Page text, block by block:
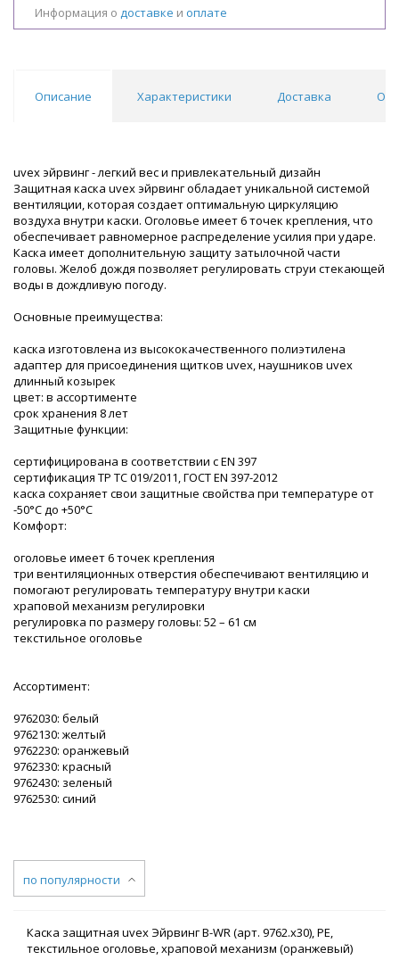
Информация о доставке и оплате
Описание Характеристики Доставка
uvex эйрвинг - легкий вес и привлекательный дизайн
Защитная каска uvex эйрвинг обладает уникальной системой
вентиляции, которая создает оптимальную циркуляцию
воздуха внутри каски. Оголовье имеет 6 точек крепления, что
обеспечивает равномерное распределение усилия при ударе.
Каска имеет дополнительную защиту затылочной части
головы. Желоб дождя позволяет регулировать струи стекающей
воды в дождливую погоду.
Основные преимущества:
каска изготовлена из высококачественного полиэтилена
адаптер для присоединения щитков uvex, наушников uvex
длинный козырек
цвет: в ассортименте
срок хранения 8 лет
Защитные функции:
сертифицирована в соответствии с EN 397
сертификация ТР ТС 019/2011, ГОСТ EN 397-2012
каска сохраняет свои защитные свойства при температуре от
-50°С до +50°С
Комфорт:
оголовье имеет 6 точек крепления
три вентиляционных отверстия обеспечивают вентиляцию и
помогают регулировать температуру внутри каски
храповой механизм регулировки
регулировка по размеру головы: 52 – 61 см
текстильное оголовье
Ассортимент:
9762030: белый
9762130: желтый
9762230: оранжевый
9762330: красный
9762430: зеленый
9762530: синий
по популярности
Каска защитная uvex Эйрвинг B-WR (арт. 9762.х30), PE,
текстильное оголовье, храповой механизм (оранжевый)